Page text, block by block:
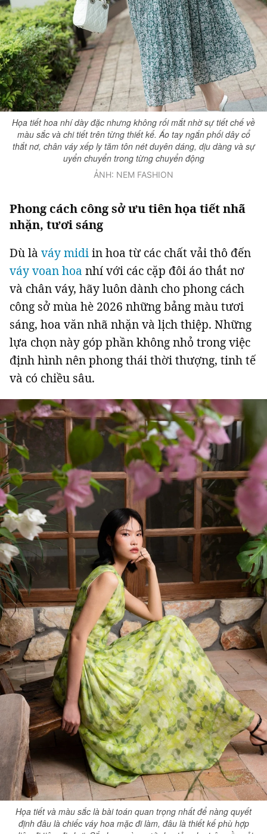
Tổng biên tập: Nguyễn Ngọc Toàn
Phó tổng biên tập: Hải Thành
Ủy viên Ban biên tập - Tổng Thư ký tòa soạn: Trần Việt Hưng
Giấy phép xuất bản số 110/GP - BTTTT cấp ngày 24.3.2020
© 2003-2026 Bản quyền thuộc về Báo Thanh Niên. Cấm sao chép
dưới mọi hình thức nếu không có sự chấp thuận bằng văn bản.
Phát triển bởi ePi Technologies, JSC.
Họa tiết hoa nhí dày đặc nhưng không rối mắt nhờ sự tiết chế về
màu sắc và chi tiết trên từng thiết kế. Áo tay ngắn phối dây cổ
thắt nơ, chân váy xếp ly tăm tôn nét duyên dáng, dịu dàng và sự
uyển chuyển trong từng chuyển động
ẢNH: NEM FASHION
Phong cách công sở ưu tiên họa tiết nhã
nhặn, tươi sáng
Dù là váy midiin hoa từ các chất vải thô đến
váy voan hoa nhí với các cặp đôi áo thắt nơ
và chân váy, hãy luôn dành cho phong cách
công sở mùa hè 2026 những bảng màu tươi
sáng, hoa văn nhã nhặn và lịch thiệp. Những
lựa chọn này góp phần không nhỏ trong việc
định hình nên phong thái thời thượng, tinh tế
và có chiều sâu.
Họa tiết và màu sắc là bài toán quan trọng nhất để nàng quyết
định đâu là chiếc váy hoa mặc đi làm, đâu là thiết kế phù hợp